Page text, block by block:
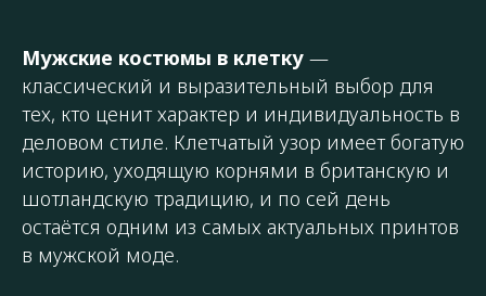
Мужские костюмы в клетку —
классический и выразительный выбор для
тех, кто ценит характер и индивидуальность в
деловом стиле. Клетчатый узор имеет богатую
историю, уходящую корнями в британскую и
шотландскую традицию, и по сей день
остаётся одним из самых актуальных принтов
в мужской моде.